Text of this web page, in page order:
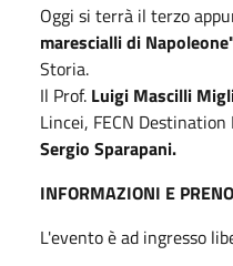
Oggi si terrà il terzo
marescialli di
Storia.
Il Prof. Luigi Mascilli
Lincei, FECN
Sergio Sparapani.
INFORMAZIONI E
L'evento è ad ingresso